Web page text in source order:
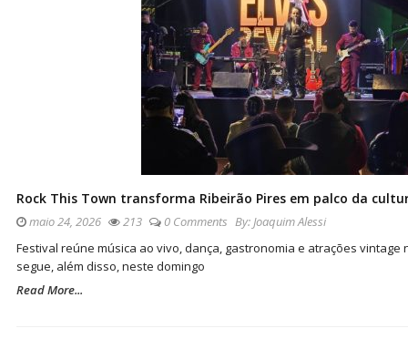
Rock This Town transforma Ribeirão Pires em palco da
maio 24, 2026 213 0 Comments By: Joaquim Alessi
Festival reúne música ao vivo, dança, gastronomia e atrações vintage
segue, além disso, neste domingo
Read More...